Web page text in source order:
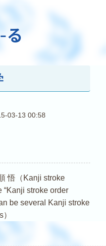
る
03-13 00:58
悟（Kanji stroke
“Kanji stroke order
be several Kanji stroke